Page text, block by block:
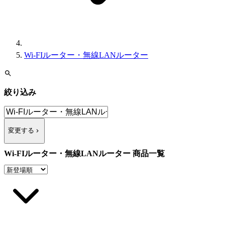
Wi-FIルーター・無線LANルーター
絞り込み
変更する
Wi-FIルーター・無線LANルーター 商品一覧